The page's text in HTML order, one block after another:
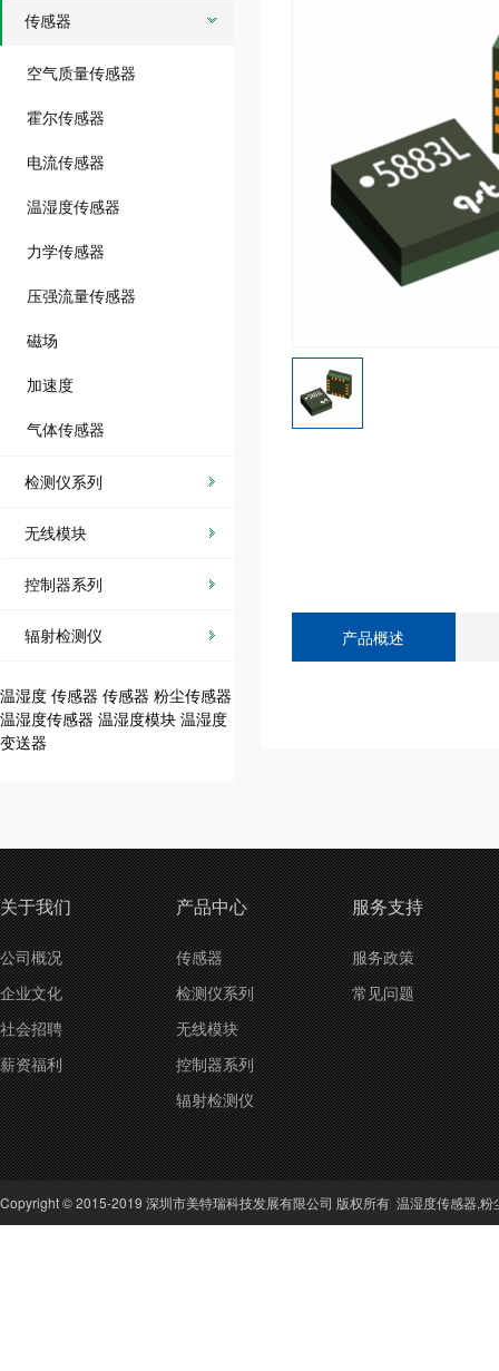
传感器
空气质量传感器
霍尔传感器
电流传感器
温湿度传感器
力学传感器
压强流量传感器
磁场
加速度
气体传感器
检测仪系列
无线模块
控制器系列
辐射检测仪
温湿度 传感器 传感器 粉尘传感器
温湿度传感器 温湿度模块 温湿度
变送器
产品概述
关于我们
公司概况
企业文化
社会招聘
薪资福利
产品中心
传感器
检测仪系列
无线模块
控制器系列
辐射检测仪
服务支持
服务政策
常见问题
Copyright © 2015-2019 深圳市美特瑞科技发展有限公司 版权所有 温湿度传感器,粉